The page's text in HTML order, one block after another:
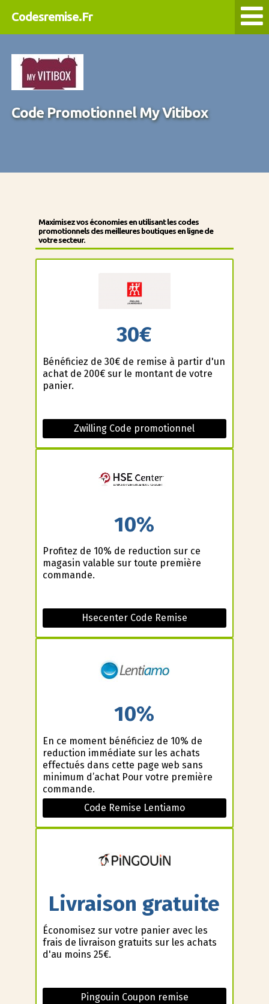
Codesremise.Fr
Code Promotionnel My Vitibox
Maximisez vos économies en utilisant les codes
promotionnels des meilleures boutiques en ligne de
votre secteur.
30€
Bénéficiez de 30€ de remise à partir d'un
achat de 200€ sur le montant de votre
panier.
Zwilling Code promotionnel
10%
Profitez de 10% de reduction sur ce
magasin valable sur toute première
commande.
Hsecenter Code Remise
10%
En ce moment bénéficiez de 10% de
reduction immédiate sur les achats
effectués dans cette page web sans
minimum d’achat Pour votre première
commande.
Code Remise Lentiamo
Livraison gratuite
Économisez sur votre panier avec les
frais de livraison gratuits sur les achats
d'au moins 25€.
Pingouin Coupon remise